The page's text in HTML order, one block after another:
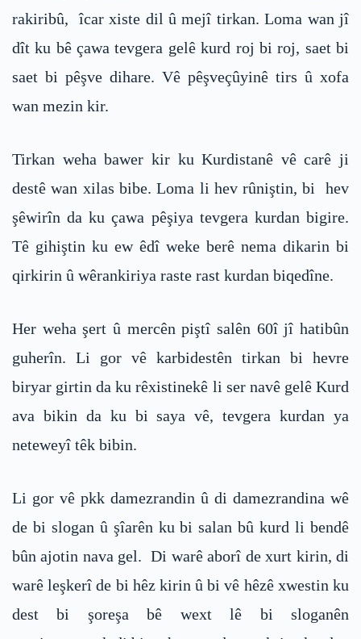
rakiribû, îcar xiste dil û mejî tirkan. Loma wan jî
dît ku bê çawa tevgera gelê kurd roj bi roj, saet bi
saet bi pêşve dihare. Vê pêşveçûyinê tirs û xofa
wan mezin kir.
Tirkan weha bawer kir ku Kurdistanê vê carê ji
destê wan xilas bibe. Loma li hev rûniştin, bi hev
şêwirîn da ku çawa pêşiya tevgera kurdan bigire.
Tê gihiştin ku ew êdî weke berê nema dikarin bi
qirkirin û wêrankiriya raste rast kurdan biqedîne.
Her weha şert û mercên piştî salên 60î jî hatibûn
guherîn. Li gor vê karbidestên tirkan bi hevre
biryar girtin da ku rêxistinekê li ser navê gelê Kurd
ava bikin da ku bi saya vê, tevgera kurdan ya
neteweyî têk bibin.
Li gor vê pkk damezrandin û di damezrandina wê
de bi slogan û şîarên ku bi salan bû kurd li bendê
bûn ajotin nava gel. Di warê aborî de xurt kirin, di
warê leşkerî de bi hêz kirin û bi vê hêzê xwestin ku
dest bi şoreşa bê wext lê bi sloganên